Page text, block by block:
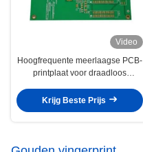
Video
Hoogfrequente meerlaagse PCB-
printplaat voor draadloos
Krijg Beste Prijs